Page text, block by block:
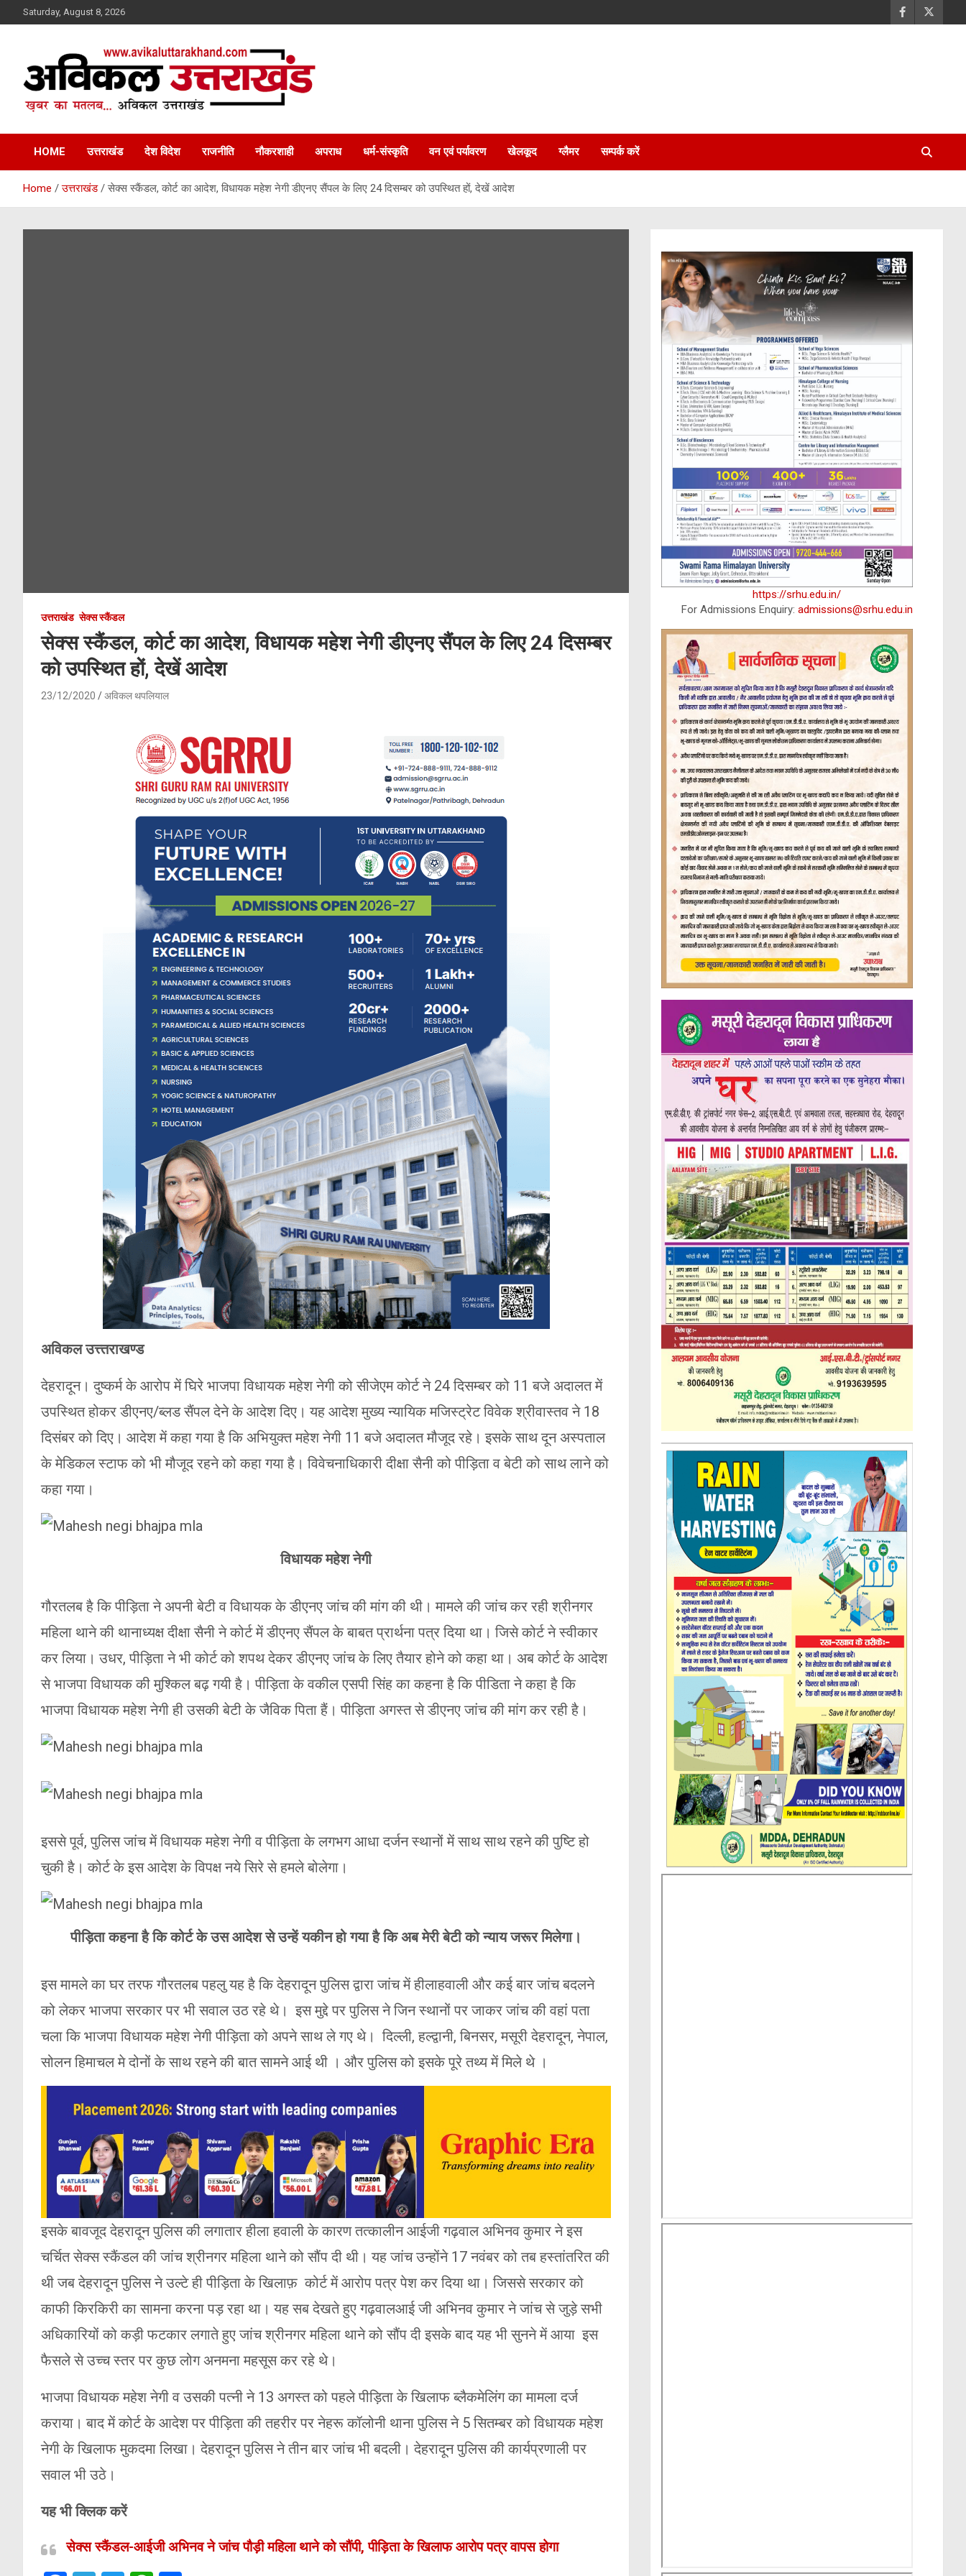
to
Saturday, August 8, 2026
Avikal Uttarakhand
HOME उत्तराखंड देश विदेश राजनीति नौकरशाही अपराध धर्म-संस्कृति वन एवं पर्यावरण खेलकूद ग्लैमर सम्पर्क करें
Home उत्तराखंड सेक्स स्कैंडल, कोर्ट का आदेश, विधायक महेश नेगी डीएनए सैंपल के लिए 24 दिसम्बर को उपस्थित हों, देखें आदेश
उत्तराखंड सेक्स स्कैंडल
सेक्स स्कैंडल, कोर्ट का आदेश, विधायक महेश नेगी डीएनए सैंपल के लिए 24 दिसम्बर
को उपस्थित हों, देखें आदेश
23/12/2020 अविकल थपलियाल
अविकल उत्त्तराखण्ड
देहरादून। दुष्कर्म के आरोप में घिरे भाजपा विधायक महेश नेगी को सीजेएम कोर्ट ने 24 दिसम्बर को 11 बजे अदालत में
उपस्थित होकर डीएनए/ब्लड सैंपल देने के आदेश दिए। यह आदेश मुख्य न्यायिक मजिस्ट्रेट विवेक श्रीवास्तव ने 18
दिसंबर को दिए। आदेश में कहा गया है कि अभियुक्त महेश नेगी 11 बजे अदालत मौजूद रहे। इसके साथ दून अस्पताल
के मेडिकल स्टाफ को भी मौजूद रहने को कहा गया है। विवेचनाधिकारी दीक्षा सैनी को पीड़िता व बेटी को साथ लाने को
कहा गया।
विधायक महेश नेगी
गौरतलब है कि पीड़िता ने अपनी बेटी व विधायक के डीएनए जांच की मांग की थी। मामले की जांच कर रही श्रीनगर
महिला थाने की थानाध्यक्ष दीक्षा सैनी ने कोर्ट में डीएनए सैंपल के बाबत प्रार्थना पत्र दिया था। जिसे कोर्ट ने स्वीकार
कर लिया। उधर, पीड़िता ने भी कोर्ट को शपथ देकर डीएनए जांच के लिए तैयार होने को कहा था। अब कोर्ट के आदेश
से भाजपा विधायक की मुश्किल बढ़ गयी है। पीड़िता के वकील एसपी सिंह का कहना है कि पीडिता ने कहा है कि
भाजपा विधायक महेश नेगी ही उसकी बेटी के जैविक पिता हैं। पीड़िता अगस्त से डीएनए जांच की मांग कर रही है।
इससे पूर्व, पुलिस जांच में विधायक महेश नेगी व पीड़िता के लगभग आधा दर्जन स्थानों में साथ साथ रहने की पुष्टि हो
चुकी है। कोर्ट के इस आदेश के विपक्ष नये सिरे से हमले बोलेगा।
पीड़िता कहना है कि कोर्ट के उस आदेश से उन्हें यकीन हो गया है कि अब मेरी बेटी को न्याय जरूर मिलेगा।
इस मामले का घर तरफ गौरतलब पहलु यह है कि देहरादून पुलिस द्वारा जांच में हीलाहवाली और कई बार जांच बदलने
को लेकर भाजपा सरकार पर भी सवाल उठ रहे थे। इस मुद्दे पर पुलिस ने जिन स्थानों पर जाकर जांच की वहां पता
चला कि भाजपा विधायक महेश नेगी पीड़िता को अपने साथ ले गए थे। दिल्ली, हल्द्वानी, बिनसर, मसूरी देहरादून, नेपाल,
सोलन हिमाचल मे दोनों के साथ रहने की बात सामने आई थी । और पुलिस को इसके पूरे तथ्य में मिले थे ।
इसके बावजूद देहरादून पुलिस की लगातार हीला हवाली के कारण तत्कालीन आईजी गढ़वाल अभिनव कुमार ने इस
चर्चित सेक्स स्कैंडल की जांच श्रीनगर महिला थाने को सौंप दी थी। यह जांच उन्होंने 17 नवंबर को तब हस्तांतरित की
थी जब देहरादून पुलिस ने उल्टे ही पीड़िता के खिलाफ़ कोर्ट में आरोप पत्र पेश कर दिया था। जिससे सरकार को
काफी किरकिरी का सामना करना पड़ रहा था। यह सब देखते हुए गढ़वालआई जी अभिनव कुमार ने जांच से जुड़े सभी
अधिकारियों को कड़ी फटकार लगाते हुए जांच श्रीनगर महिला थाने को सौंप दी इसके बाद यह भी सुनने में आया इस
फैसले से उच्च स्तर पर कुछ लोग अनमना महसूस कर रहे थे।
भाजपा विधायक महेश नेगी व उसकी पत्नी ने 13 अगस्त को पहले पीड़िता के खिलाफ ब्लैकमेलिंग का मामला दर्ज
कराया। बाद में कोर्ट के आदेश पर पीड़िता की तहरीर पर नेहरू कॉलोनी थाना पुलिस ने 5 सितम्बर को विधायक महेश
नेगी के खिलाफ मुकदमा लिखा। देहरादून पुलिस ने तीन बार जांच भी बदली। देहरादून पुलिस की कार्यप्रणाली पर
सवाल भी उठे।
यह भी क्लिक करें
सेक्स स्कैंडल-आईजी अभिनव ने जांच पौड़ी महिला थाने को सौंपी, पीड़िता के खिलाफ आरोप पत्र वापस होगा
https://srhu.edu.in/
For Admissions Enquiry: admissions@srhu.edu.in